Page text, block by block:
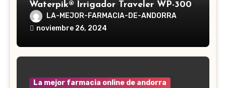
Waterpik® Irrigador Traveler WP-300
LA-MEJOR-FARMACIA-DE-ANDORRA
noviembre 26, 2024
La mejor farmacia online de andorra